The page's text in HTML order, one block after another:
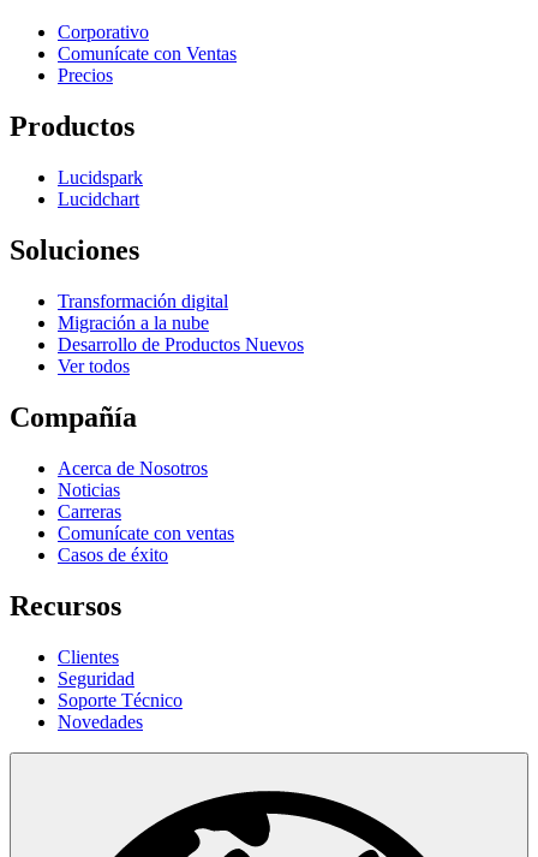
Corporativo
Comunícate con Ventas
Precios
Productos
Lucidspark
Lucidchart
Soluciones
Transformación digital
Migración a la nube
Desarrollo de Productos Nuevos
Ver todos
Compañía
Acerca de Nosotros
Noticias
Carreras
Comunícate con ventas
Casos de éxito
Recursos
Clientes
Seguridad
Soporte Técnico
Novedades